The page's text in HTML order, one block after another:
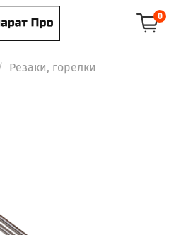
0
Резаки, горелки